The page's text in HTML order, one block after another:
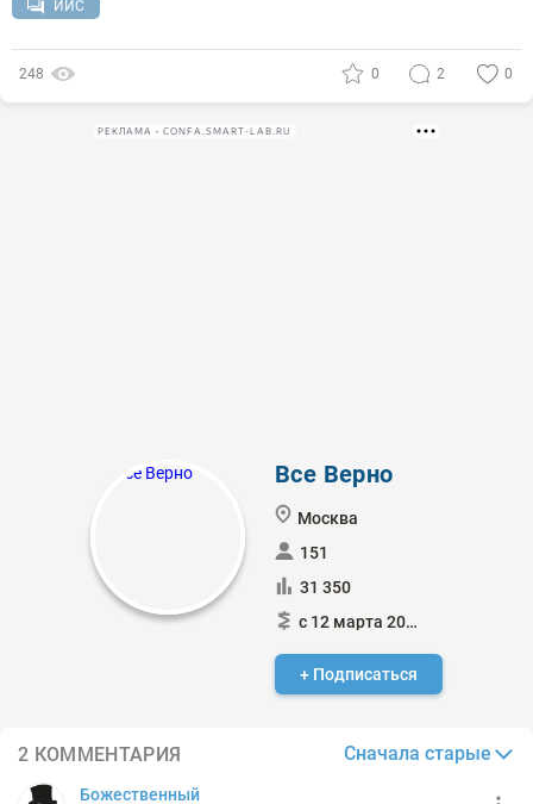
ИИС
248 0 2 0
РЕКЛАМА • CONFA.SMART-LAB.RU
Все Верно
Москва
151
31 350
с 12 марта 2018
+ Подписаться
2 КОММЕНТАРИЯ Сначала старые
Божественный